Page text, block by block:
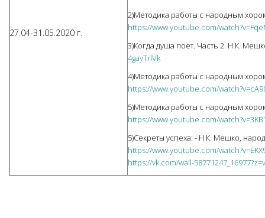
27.04-31.05.2020 г.
2)Методика работы с народным
https://www.youtube.com/
3)Когда душа поет. Часть 2. Н.К.
4gayTrlVk
4)Методика работы с народным
https://www.youtube.com/
5)Методика работы с народным
https://www.youtube.com/
5)Секреты успеха: - Н.К. Мешко,
https://www.youtube.com/
https://vk.com/wall-